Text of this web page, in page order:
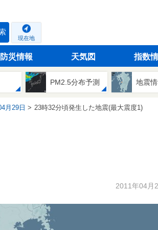
現在地
防災情報 天気図 指数
PM2.5分布予測 地震
月29日 23時32分頃発生した地震(最大震度1)
2011年04月